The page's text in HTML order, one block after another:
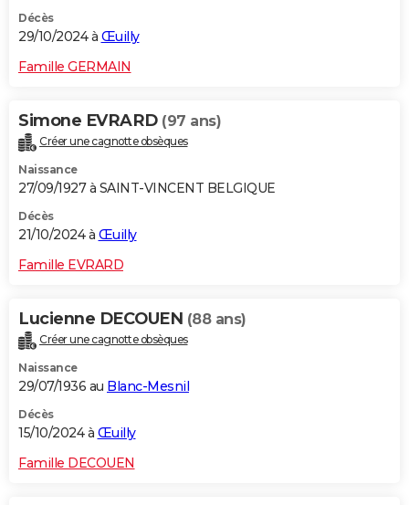
Décès
29/10/2024 à Œuilly
Famille GERMAIN
Simone EVRARD (97 ans)
Créer une cagnotte obsèques
Naissance
27/09/1927 à SAINT-VINCENT BELGIQUE
Décès
21/10/2024 à Œuilly
Famille EVRARD
Lucienne DECOUEN (88 ans)
Créer une cagnotte obsèques
Naissance
29/07/1936 au Blanc-Mesnil
Décès
15/10/2024 à Œuilly
Famille DECOUEN